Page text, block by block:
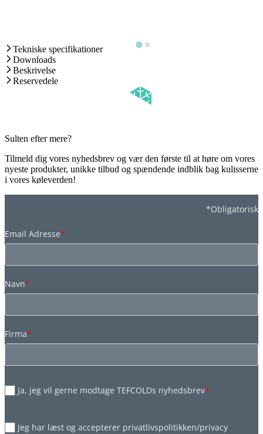
Tekniske specifikationer
Downloads
Beskrivelse
Reservedele
Sulten efter mere?
Tilmeld dig vores nyhedsbrev og vær den første til at høre om vores
nyeste produkter, unikke tilbud og spændende indblik bag kulisserne
i vores køleverden!
*Obligatorisk
Email Adresse*
Navn*
Firma*
Ja, jeg vil gerne modtage TEFCOLDs nyhedsbrev*
Jeg har læst og accepterer privatlivspolitikken/privacy